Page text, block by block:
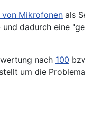
von Mikrofonen als
dadurch eine
nach 100
um die